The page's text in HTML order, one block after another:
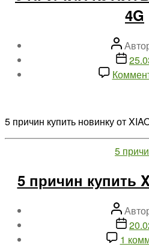
4G
Автор
записи
Дата
записи
5 причин купить новинку от
5
5 причин купить
Автор
записи
Дата
записи
1